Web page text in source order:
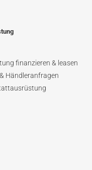
finanzieren & leasen
Händleranfragen